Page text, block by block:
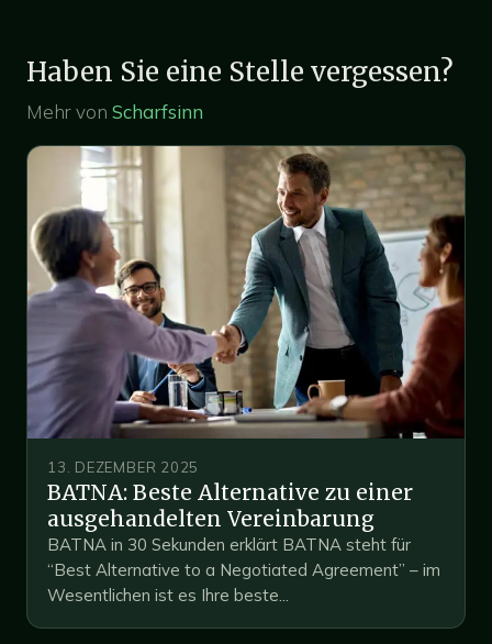
Haben Sie eine Stelle vergessen?
Mehr von Scharfsinn
13. DEZEMBER 2025
BATNA: Beste Alternative zu einer
ausgehandelten Vereinbarung
BATNA in 30 Sekunden erklärt BATNA steht für
“Best Alternative to a Negotiated Agreement” – im
Wesentlichen ist es Ihre beste...